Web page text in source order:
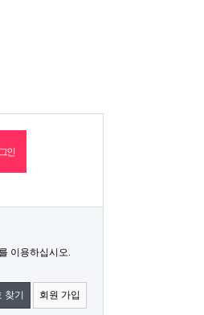
이용하십시오.
찾기 회원 가입